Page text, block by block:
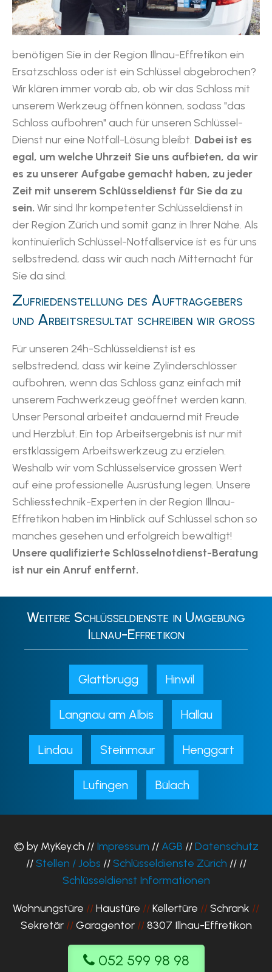
benötigen Sie in der Region Illnau-Effretikon ein
Ersatzschloss oder ist ein Schlüssel abgebrochen?
Wir klären immer vorab ab, ob wir das Schloss mit
unserem Werkzeug öffnen können, sodass "das
Schloss aufbohren" auch für unseren Schlüssel-
Dienst nur eine Notfall-Lösung bleibt. Dabei ist es
egal, um welche Uhrzeit Sie uns aufbieten, da wir
es zu unserer Aufgabe gemacht haben, zu jeder
Zeit mit unserem Schlüsseldienst für Sie da zu
sein. Wir sind Ihr kompetenter Schlüsseldienst in
der Region Zürich und somit ganz in Ihrer Nähe. Als
kontinuierlich Schlüssel-Notfallservice ist es für uns
selbstredend, dass wir auch nach Mitternacht für
Sie da sind.
Zufriedenstellung des Auftraggebers
und Arbeitsresultat schreiben wir gross
Für unseren 24h-Schlüsseldienst ist es
selbstredend, dass wir keine Zylinderschlösser
aufbohren, wenn das Schloss ganz einfach mit
unserem Fachwerkzeug geöffnet werden kann.
Unser Personal arbeitet andauernd mit Freude
und Herzblut. Ein top Arbeitsergebnis ist nur mit
erstklassigem Arbeitswerkzeug zu erzielen.
Weshalb wir vom Schlüsselservice grossen Wert
auf eine professionelle Ausrüstung legen. Unsere
Schliesstechnik-Experten in der Region Illnau-
Effretikon haben im Hinblick auf Schlüssel schon so
manches gesehen und erfolgreich bewältigt!
Unsere qualifizierte Schlüsselnotdienst-Beratung
ist nur ein Anruf entfernt.
Weitere Schlüsseldienste in Umgebung
Illnau-Effretikon
Glattbrugg Hinwil
Langnau am Albis Hallau
Lindau Steinmaur Henggart
Lufingen Bülach
© by MyKey.ch // Impressum // AGB //Datenschutz
//Stellen / Jobs //Schlüsseldienste Zürich // //
Schlüsseldienst Informationen
Wohnungstüre //Haustüre //Kellertüre //Schrank //
Sekretär //Garagentor //8307 Illnau-Effretikon
052 599 98 98